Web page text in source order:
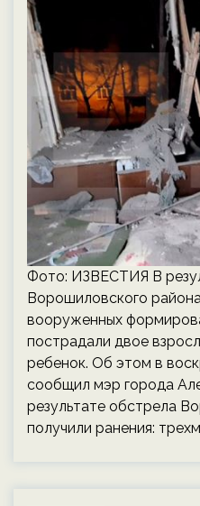
Фото: ИЗВЕСТИЯ В
Ворошиловского
вооруженных
пострадали двое
ребенок. Об этом в
сообщил мэр города
результате обстрела
получили ранения: